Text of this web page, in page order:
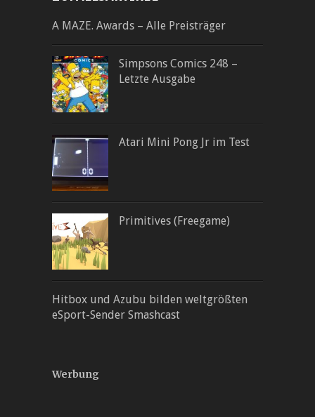
A MAZE. Awards – Alle Preisträger
Simpsons Comics 248 –
Letzte Ausgabe
Atari Mini Pong Jr im Test
Primitives (Freegame)
Hitbox und Azubu bilden weltgrößten
eSport-Sender Smashcast
Werbung